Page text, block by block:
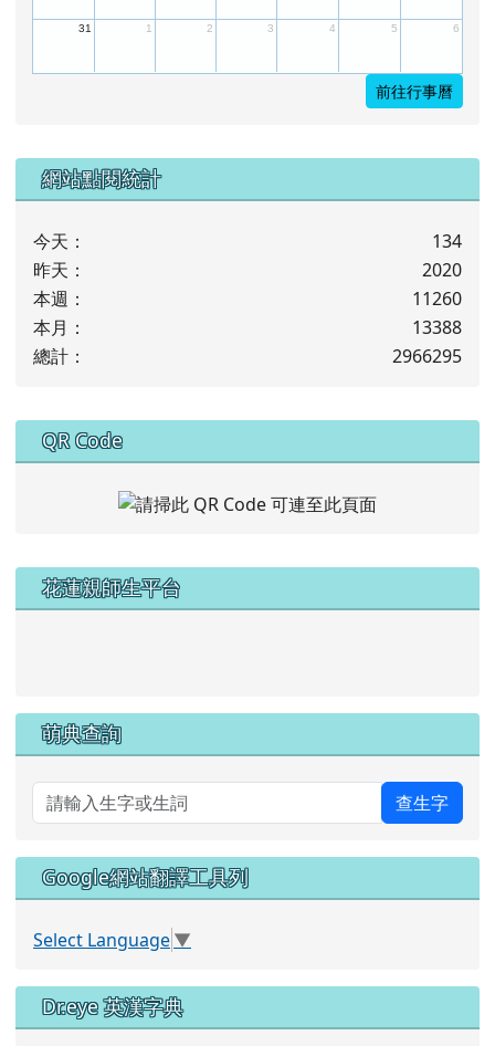
31 1 2 3 4 5 6
前往行事曆
下中左區域內容
網站點閱統計
今天：
134
昨天：
2020
本週：
11260
本月：
13388
總計：
2966295
下中右區域內容
QR Code
左邊區域內容
花蓮親師生平台
萌典查詢
查生字
Google網站翻譯工具列
Select Language▼
Dr.eye 英漢字典